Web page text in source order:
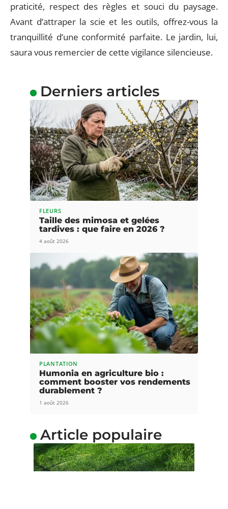
praticité, respect des règles et souci du paysage.
Avant d’attraper la scie et les outils, offrez-vous la
tranquillité d’une conformité parfaite. Le jardin, lui,
saura vous remercier de cette vigilance silencieuse.
Derniers articles
FLEURS
Taille des mimosa et gelées
tardives : que faire en 2026 ?
4 août 2026
PLANTATION
Humonia en agriculture bio :
comment booster vos rendements
durablement ?
1 août 2026
Article populaire